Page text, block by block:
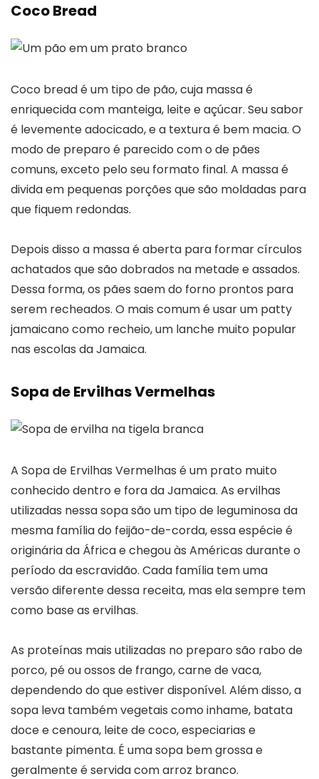
Coco Bread
Coco bread é um tipo de pão, cuja massa é
enriquecida com manteiga, leite e açúcar. Seu sabor
é levemente adocicado, e a textura é bem macia. O
modo de preparo é parecido com o de pães
comuns, exceto pelo seu formato final. A massa é
divida em pequenas porções que são moldadas para
que fiquem redondas.
Depois disso a massa é aberta para formar círculos
achatados que são dobrados na metade e assados.
Dessa forma, os pães saem do forno prontos para
serem recheados. O mais comum é usar um patty
jamaicano como recheio, um lanche muito popular
nas escolas da Jamaica.
Sopa de Ervilhas Vermelhas
A Sopa de Ervilhas Vermelhas é um prato muito
conhecido dentro e fora da Jamaica. As ervilhas
utilizadas nessa sopa são um tipo de leguminosa da
mesma família do feijão-de-corda, essa espécie é
originária da África e chegou às Américas durante o
período da escravidão. Cada família tem uma
versão diferente dessa receita, mas ela sempre tem
como base as ervilhas.
As proteínas mais utilizadas no preparo são rabo de
porco, pé ou ossos de frango, carne de vaca,
dependendo do que estiver disponível. Além disso, a
sopa leva também vegetais como inhame, batata
doce e cenoura, leite de coco, especiarias e
bastante pimenta. ​É uma sopa bem grossa e
geralmente é servida com arroz branco.